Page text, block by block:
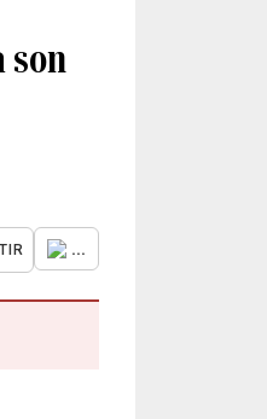
son
...